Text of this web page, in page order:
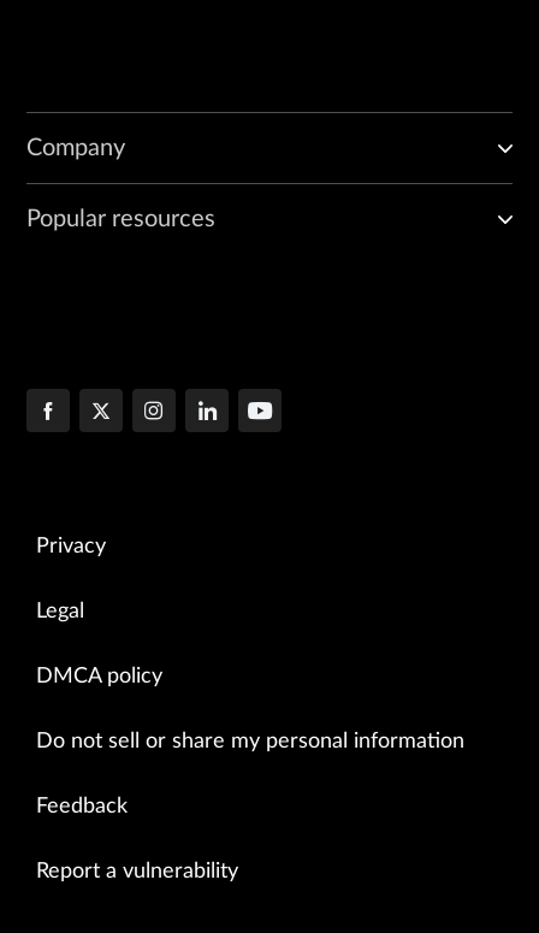
Company
Popular resources
Privacy
Legal
DMCA policy
Do not sell or share my personal information
Feedback
Report a vulnerability